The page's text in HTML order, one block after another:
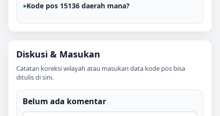
Kode pos 15136 daerah mana?
Diskusi & Masukan
Catatan koreksi wilayah atau masukan data kode pos bisa
ditulis di sini.
Belum ada komentar